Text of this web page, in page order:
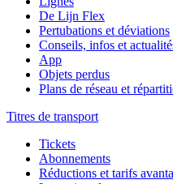
De Lijn Flex
Pertubations et déviations
Conseils, infos et
App
Objets perdus
Plans de réseau et
Titres de transport
Tickets
Abonnements
Réductions et tarifs